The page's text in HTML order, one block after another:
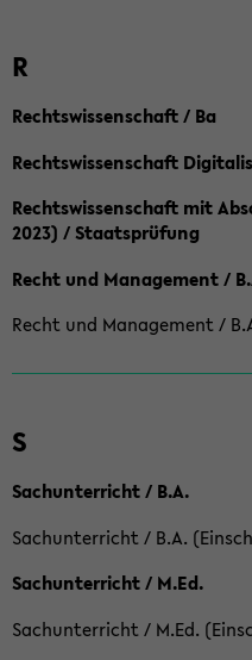
R
Rechtswissenschaft / Ba
Rechtswissenschaft
Rechtswissenschaft mit
2023) / Staatsprüfung
Recht und Management /
Recht und Management /
S
Sachunterricht / B.A.
Sachunterricht / B.A.
Sachunterricht / M.Ed.
Sachunterricht / M.Ed.